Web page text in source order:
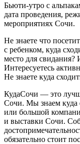
Бьюти-утро с
дата проведения,
мероприятиях Сочи.
Не знаете что
с ребенком, куда
место для свидания?
Интересуетесь
Не знаете куда
КудаСочи — это
Сочи. Мы знаем куда
или большой
и выставки Сочи.
обязательно стоит